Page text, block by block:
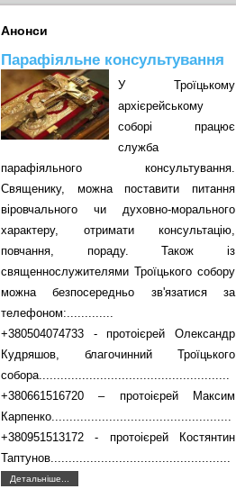
Анонси
Парафіяльне консультування
У Троїцькому
архієрейському
соборі працює
служба
парафіяльного консультування.
Священику, можна поставити питання
віровчального чи духовно-морального
характеру, отримати консультацію,
повчання, пораду. Також із
священнослужителями Троїцького собору
можна безпосередньо зв'язатися за
телефоном:.............
+380504074733 - протоієрей Олександр
Кудряшов, благочинний Троїцького
собора.....................................................
+380661516720 – протоієрей Максим
Карпенко..................................................
+380951513172 - протоієрей Костянтин
Таптунов..................................................
Детальніше...